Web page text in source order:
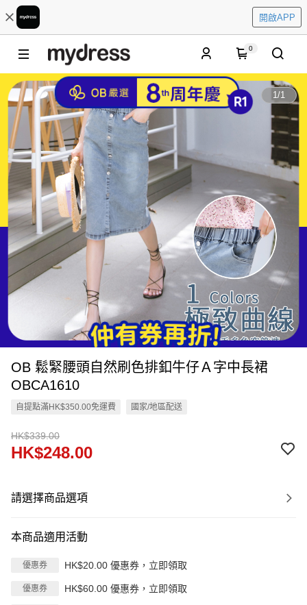
開啟APP
0
1/1
OB 鬆緊腰頭自然刷色排釦牛仔Ａ字中長裙
OBCA1610
自提點滿HK$350.00免運費 國家/地區配送
HK$339.00
HK$248.00
請選擇商品選項
本商品適用活動
優惠券 HK$20.00 優惠券，立即領取
優惠券 HK$60.00 優惠券，立即領取